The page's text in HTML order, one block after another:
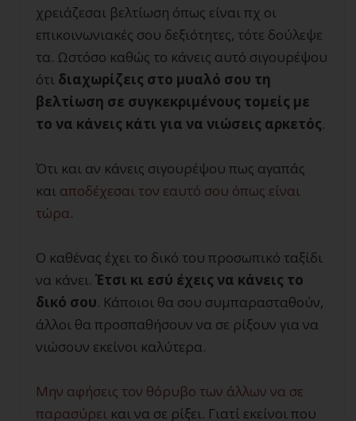
χρειάζεσαι βελτίωση όπως είναι πχ οι
επικοινωνιακές σου δεξιότητες, τότε δούλεψε
τα. Ωστόσο καθώς το κάνεις αυτό σιγουρέψου
ότι διαχωρίζεις στο μυαλό σου τη
βελτίωση σε συγκεκριμένους τομείς με
το να κάνεις κάτι για να νιώσεις αρκετός.
Ότι και αν κάνεις σιγουρέψου πως αγαπάς
και αποδέχεσαι τον εαυτό σου όπως είναι
τώρα.
Ο καθένας έχει το δικό του προσωπικό ταξίδι
να κάνει. Έτσι κι εσύ έχεις να κάνεις το
δικό σου. Κάποιοι θα σου συμπαρασταθούν,
άλλοι θα προσπαθήσουν να σε ρίξουν για να
νιώσουν εκείνοι καλύτερα.
Μην αφήσεις τον θόρυβο των άλλων να σε
παρασύρει και να σε ρίξει. Γιατί εκείνοι που